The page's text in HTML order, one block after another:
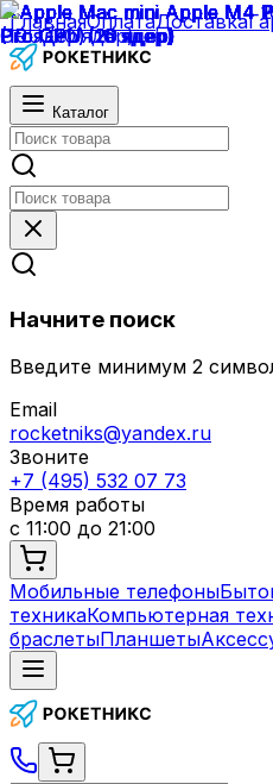
ГлавнаяОплатаДоставка
Каталог
Начните поиск
Введите минимум 2
Email
rocketniks@yandex.ru
Звоните
+7 (495) 532 07 73
Время работы
с 11:00 до 21:00
Мобильные телефоны
техникаКомпьютерная
браслетыПланшеты